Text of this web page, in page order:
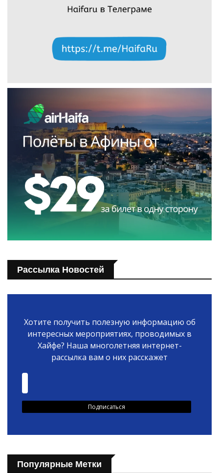
Рассылка Новостей
Хотите получить полезную информацию об
интересных мероприятиях, проводимых в
Хайфе? Наша многолетняя интернет-
рассылка вам о них расскажет
Популярные Метки